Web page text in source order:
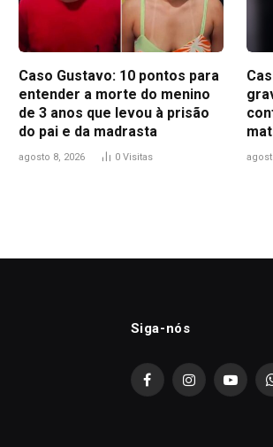
Caso Gustavo: 10 pontos para
entender a morte do menino
de 3 anos que levou à prisão
do pai e da madrasta
agosto 8, 2026 0 Visitas
Siga-nós
FacebookInstagram